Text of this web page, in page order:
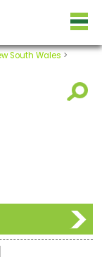
South Wales >